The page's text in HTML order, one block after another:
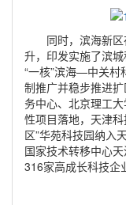
同时，滨海新
升，印发实施了滨城
“一核”滨海—中关村
制推广并稳步推进
务中心、北京理工
性项目落地，天津
区”华苑科技园纳入
国家技术转移中心
316家高成长科技企